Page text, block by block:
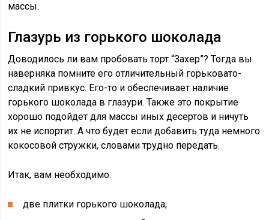
массы.
Глазурь из горького шоколада
Доводилось ли вам пробовать торт “Захер”? Тогда вы
наверняка помните его отличительный горьковато-
сладкий привкус. Его-то и обеспечивает наличие
горького шоколада в глазури. Также это покрытие
хорошо подойдет для массы иных десертов и ничуть
их не испортит. А что будет если добавить туда немного
кокосовой стружки, словами трудно передать.
Итак, вам необходимо:
две плитки горького шоколада;